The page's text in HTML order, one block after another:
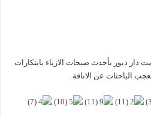
ديور بأحدث صيحات الازياء بابتكارات